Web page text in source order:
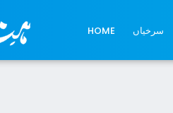
HOME سرخیاں